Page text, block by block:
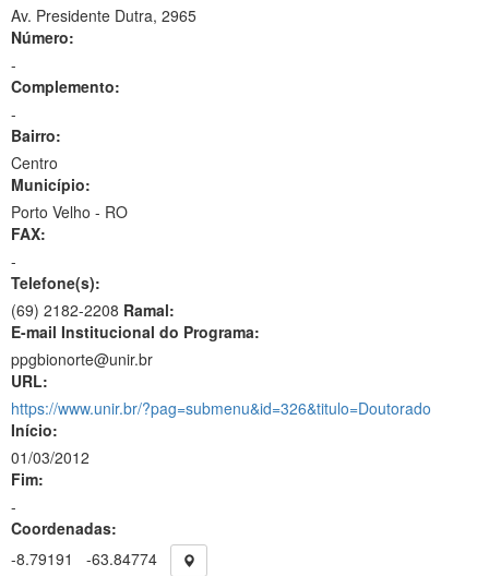
Av. Presidente Dutra, 2965
Número:
-
Complemento:
-
Bairro:
Centro
Município:
Porto Velho - RO
FAX:
-
Telefone(s):
(69) 2182-2208 Ramal:
E-mail Institucional do Programa:
ppgbionorte@unir.br
URL:
https://www.unir.br/?pag=submenu&id=326&titulo=Doutorado
Início:
01/03/2012
Fim:
-
Coordenadas:
-8.79191
-63.84774